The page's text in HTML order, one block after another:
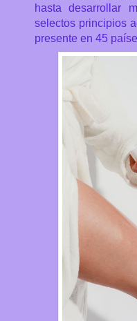
hasta desarrollar
selectos principios
presente en 45